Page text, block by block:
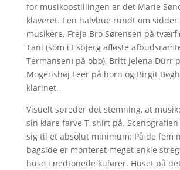
for musikopstillingen er det Marie
klaveret. I en halvbue rundt om sidder
musikere. Freja Bro Sørensen på
Tani (som i Esbjerg afløste
Termansen) på obo), Britt Jelena Dürr
Mogenshøj Leer på horn og Birgit
klarinet.
Visuelt spreder det stemning, at
sin klare farve T-shirt på.
sig til et absolut minimum: På de fem
bagside er monteret meget enkle
huse i nedtonede kulører. Huset på